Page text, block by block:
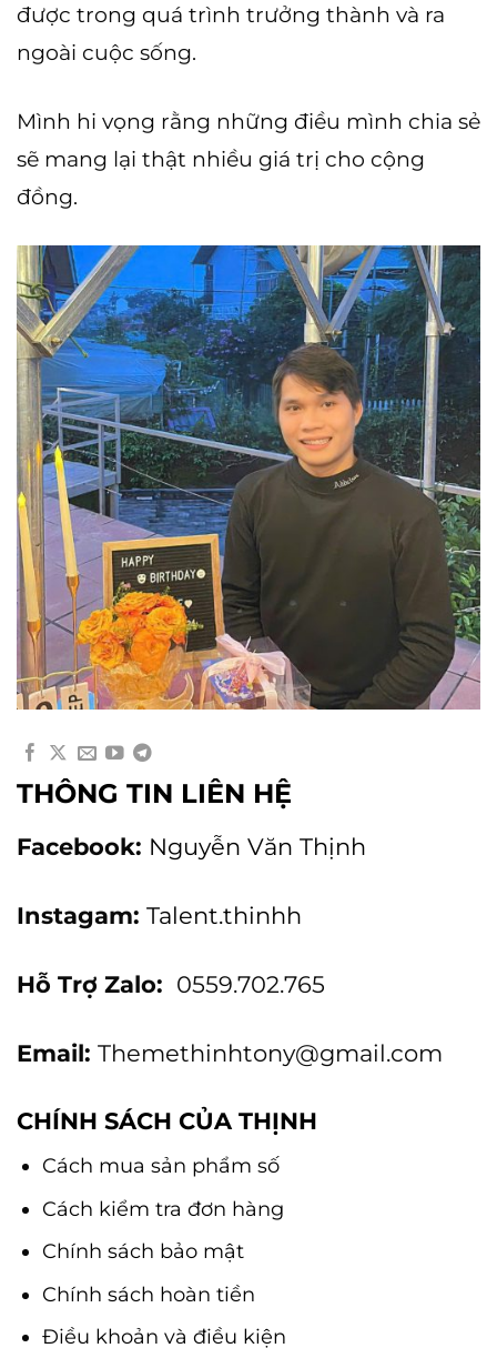
được trong quá trình trưởng thành và ra
ngoài cuộc sống.
Mình hi vọng rằng những điều mình chia sẻ
sẽ mang lại thật nhiều giá trị cho cộng
đồng.
THÔNG TIN LIÊN HỆ
Facebook: Nguyễn Văn Thịnh
Instagam: Talent.thinhh
Hỗ Trợ Zalo: 0559.702.765
Email: Themethinhtony@gmail.com
CHÍNH SÁCH CỦA THỊNH
Cách mua sản phẩm số
Cách kiểm tra đơn hàng
Chính sách bảo mật
Chính sách hoàn tiền
Điều khoản và điều kiện